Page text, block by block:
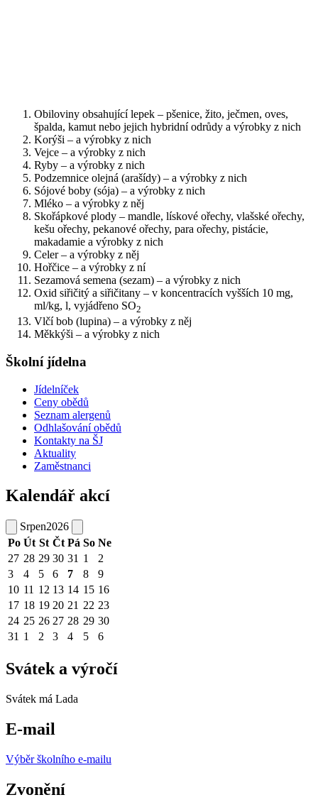
Obiloviny obsahující lepek – pšenice, žito, ječmen, oves,
špalda, kamut nebo jejich hybridní odrůdy a výrobky z nich
Korýši – a výrobky z nich
Vejce – a výrobky z nich
Ryby – a výrobky z nich
Podzemnice olejná (arašídy) – a výrobky z nich
Sójové boby (sója) – a výrobky z nich
Mléko – a výrobky z něj
Skořápkové plody – mandle, lískové ořechy, vlašské ořechy,
kešu ořechy, pekanové ořechy, para ořechy, pistácie,
makadamie a výrobky z nich
Celer – a výrobky z něj
Hořčice – a výrobky z ní
Sezamová semena (sezam) – a výrobky z nich
Oxid siřičitý a siřičitany – v koncentracích vyšších 10 mg,
ml/kg, l, vyjádřeno SO2
Vlčí bob (lupina) – a výrobky z něj
Měkkýši – a výrobky z nich
Školní jídelna
Jídelníček
Ceny obědů
Seznam alergenů
Odhlašování obědů
Kontakty na ŠJ
Aktuality
Zaměstnanci
Kalendář akcí
Srpen2026
Po Út St Čt Pá So Ne
27 28 29 30 31 1
2
3
4 5 6 7 8
9
10 11 12 13 14 15 16
17 18 19 20 21 22 23
24 25 26 27 28 29 30
31 1 2 3 4 5 6
Svátek a výročí
Svátek má Lada
E-mail
Výběr školního e-mailu
Zvonění